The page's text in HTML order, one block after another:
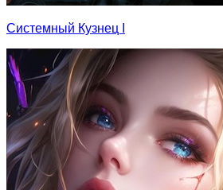
Системный Кузнец I